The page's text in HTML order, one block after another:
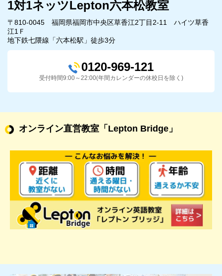
1対1ネッツLepton六本松教室
〒810-0045 福岡県福岡市中央区草香江2丁目2-11 ハイツ草香
江1Ｆ
地下鉄七隈線「六本松駅」徒歩3分
0120-969-121
受付時間9:00～22:00(年間カレンダーの休校日を除く)
オンライン直営教室 「Lepton Bridge」